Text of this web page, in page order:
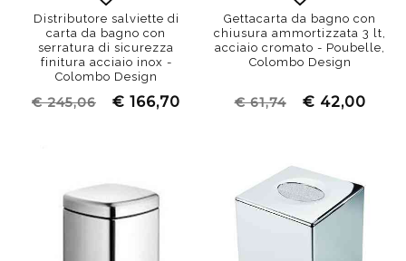
Distributore salviette di
carta da bagno con
serratura di sicurezza
finitura acciaio inox -
Colombo Design
€ 245,06 € 166,70
Gettacarta da bagno con
chiusura ammortizzata 3 lt,
acciaio cromato - Poubelle,
Colombo Design
€ 61,74 € 42,00